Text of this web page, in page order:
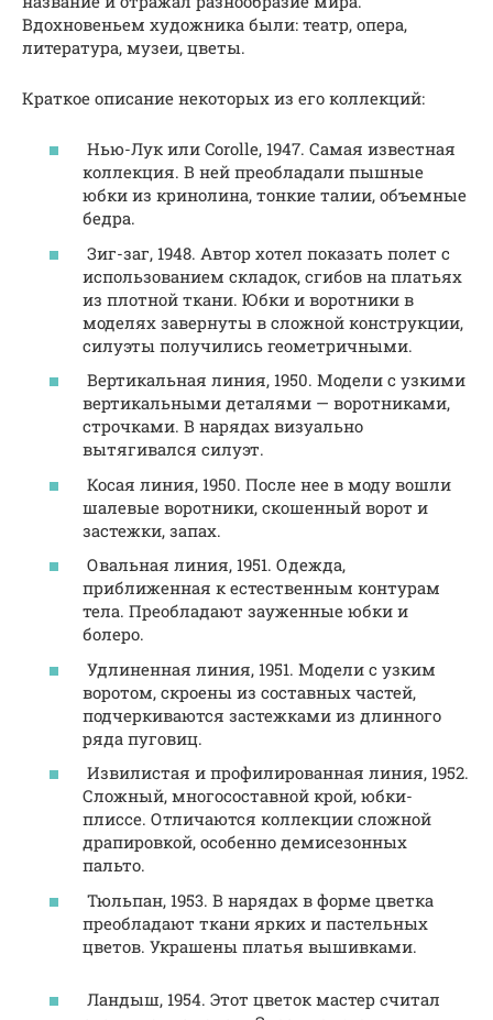
Вдохновеньем художника были: театр, опера,
литература, музеи, цветы.
Краткое описание некоторых из его коллекций:
Нью-Лук или Corolle, 1947. Самая известная
коллекция. В ней преобладали пышные
юбки из кринолина, тонкие талии, объемные
бедра.
Зиг-заг, 1948. Автор хотел показать полет с
использованием складок, сгибов на платьях
из плотной ткани. Юбки и воротники в
моделях завернуты в сложной конструкции,
силуэты получились геометричными.
Вертикальная линия, 1950. Модели с узкими
вертикальными деталями — воротниками,
строчками. В нарядах визуально
вытягивался силуэт.
Косая линия, 1950. После нее в моду вошли
шалевые воротники, скошенный ворот и
застежки, запах.
Овальная линия, 1951. Одежда,
приближенная к естественным контурам
тела. Преобладают зауженные юбки и
болеро.
Удлиненная линия, 1951. Модели с узким
воротом, скроены из составных частей,
подчеркиваются застежками из длинного
ряда пуговиц.
Извилистая и профилированная линия, 1952.
Сложный, многосоставной крой, юбки-
плиссе. Отличаются коллекции сложной
драпировкой, особенно демисезонных
пальто.
Тюльпан, 1953. В нарядах в форме цветка
преобладают ткани ярких и пастельных
цветов. Украшены платья вышивками.
Ландыш, 1954. Этот цветок мастер считал